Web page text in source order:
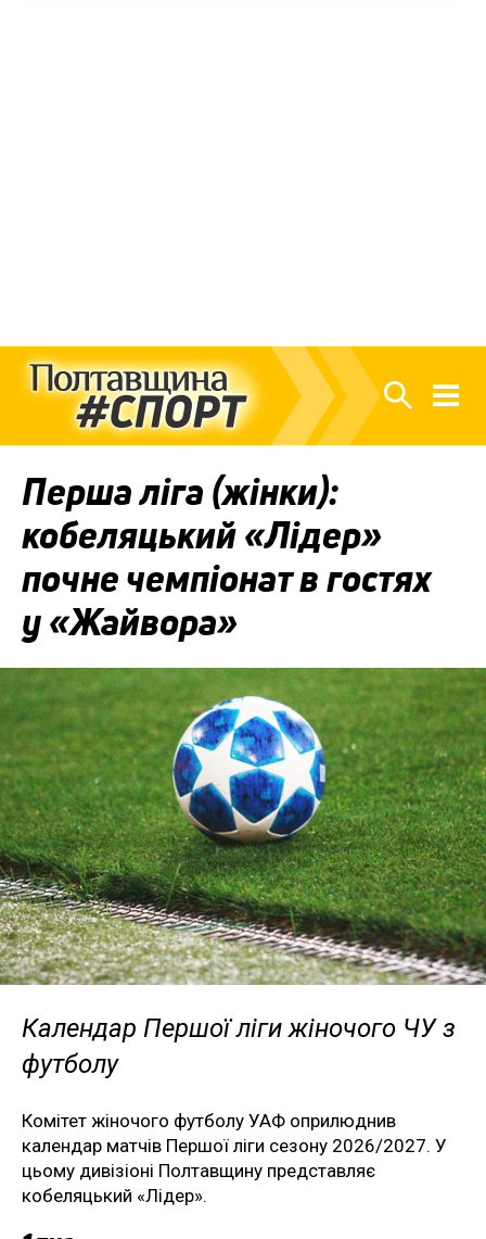
Перша ліга (жінки):
кобеляцький «Лідер»
почне чемпіонат в гостях
у «Жайвора»
Календар Першої ліги жіночого ЧУ з
футболу
Комітет жіночого футболу УАФ оприлюднив
календар матчів Першої ліги сезону 2026/2027. У
цьому дивізіоні Полтавщину представляє
кобеляцький «Лідер».